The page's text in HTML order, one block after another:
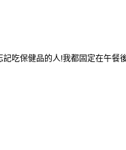
吃保健品的人!我都固定在午餐